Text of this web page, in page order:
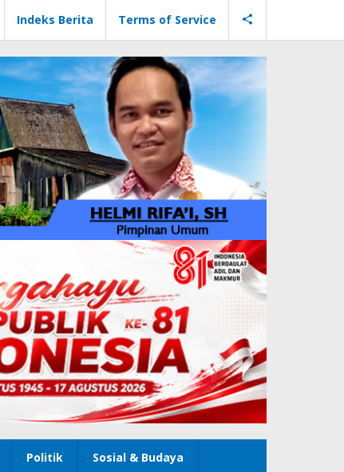
Indeks Berita Terms of Service
Politik Sosial & Budaya